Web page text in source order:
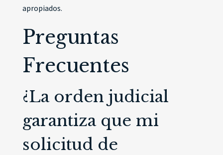
apropiados.
Preguntas
Frecuentes
¿La orden judicial
garantiza que mi
solicitud de